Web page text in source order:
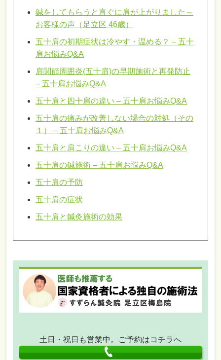
鍼をしてもらうと直ぐに肩が上がりました～
お客様の声（足立区 46歳）
五十肩の初期症状は冷やす・温める？ – 五十
肩お悩みQ&A
肩関節周囲炎(五十肩)の早期施術と再発防止
– 五十肩お悩みQ&A
五十肩と四十肩の違い – 五十肩お悩みQ&A
五十肩の痛みが改善しない場合の対処（その
１） – 五十肩お悩みQ&A
五十肩と肩こりの違い – 五十肩お悩みQ&A
五十肩の鍼施術 – 五十肩お悩みQ&A
五十肩の予防
五十肩の症状
五十肩と鍼灸施術の効果
土日・祝日も営業中。ご予約はコチラへ